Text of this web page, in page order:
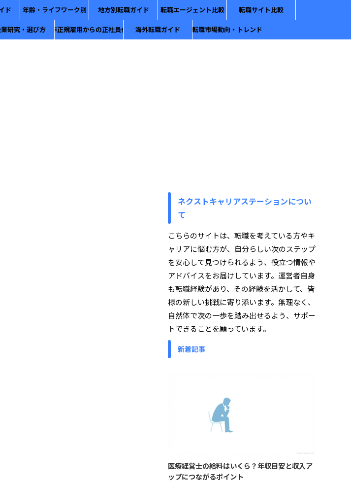
ド 年齢・ライフワーク別 地方別転職ガイド 転職エージェント比較 転職サイト比較
研究・選び方 非正規雇用からの正社員化 海外転職ガイド 転職市場動向・トレンド
ネクストキャリアステーションについ
て
こちらのサイトは、転職を考えている方やキ
ャリアに悩む方が、自分らしい次のステップ
を安心して見つけられるよう、役立つ情報や
アドバイスをお届けしています。運営者自身
も転職経験があり、その経験を活かして、皆
様の新しい挑戦に寄り添います。無理なく、
自然体で次の一歩を踏み出せるよう、サポー
トできることを願っています。
新着記事
医療経営士の給料はいくら？年収目安と収入ア
ップにつながるポイント